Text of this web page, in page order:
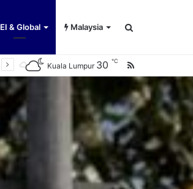
EI & Global Malaysia
for
RSS
Kuala Lumpur 30 ℃